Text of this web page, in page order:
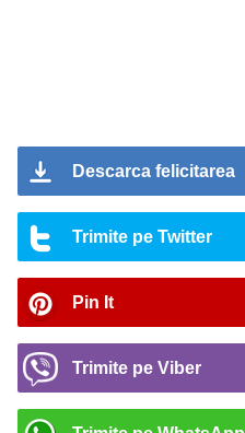
Descarca felicitarea
Trimite pe Twitter
Pin It
Trimite pe Viber